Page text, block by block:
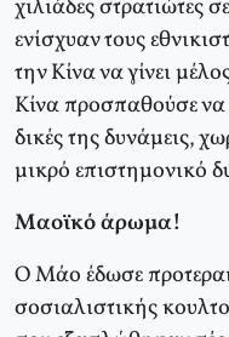
χιλιάδες στρατιώτες
ενίσχυαν τους
την Κίνα να γίνει
Κίνα προσπαθούσε να
δικές της δυνάμεις,
μικρό επιστημονικό
Μαοϊκό άρωμα!
Ο Μάο έδωσε
σοσιαλιστικής